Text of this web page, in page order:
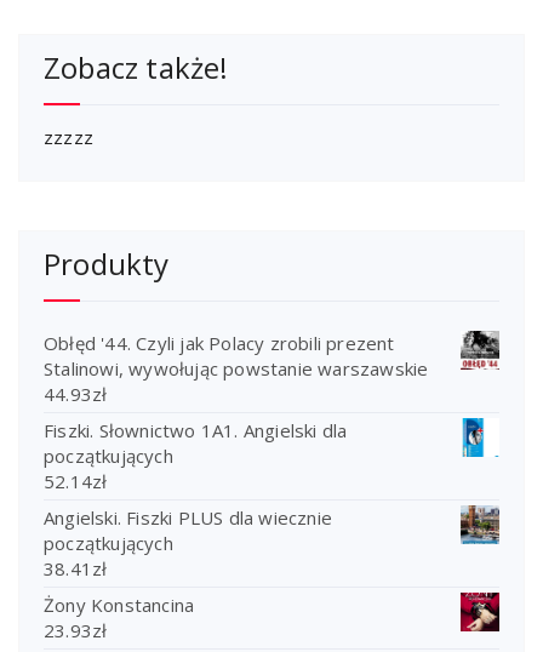
Zobacz także!
zzzzz
Produkty
Obłęd '44. Czyli jak Polacy zrobili prezent
Stalinowi, wywołując powstanie warszawskie
44.93zł
Fiszki. Słownictwo 1A1. Angielski dla
początkujących
52.14zł
Angielski. Fiszki PLUS dla wiecznie
początkujących
38.41 zł
Żony Konstancina
23.93zł